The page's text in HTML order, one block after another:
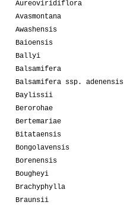
Aureoviridiflora
Avasmontana
Awashensis
Baioensis
Ballyi
Balsamifera
Balsamifera ssp. adenensis
Baylissii
Berorohae
Bertemariae
Bitataensis
Bongolavensis
Borenensis
Bougheyi
Brachyphylla
Braunsii